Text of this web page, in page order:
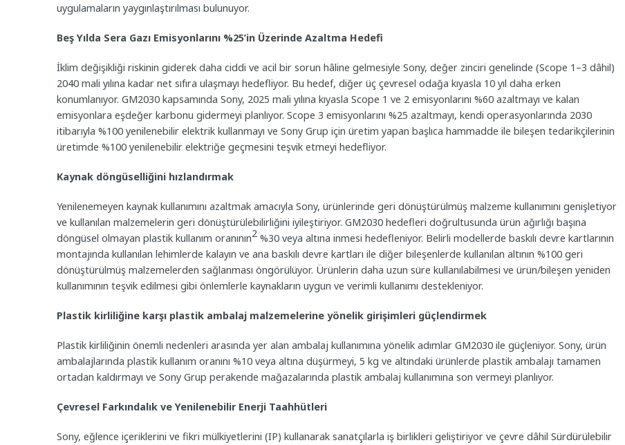
uygulamaların yaygınlaştırılması bulunuyor.
Beş Yılda Sera Gazı Emisyonlarını %25’in Üzerinde Azaltma Hedefi
İklim değişikliği riskinin giderek daha ciddi ve acil bir sorun hâline gelmesiyle Sony, değer zinciri genelinde (Scope 1–3 dâhil)
2040 mali yılına kadar net sıfıra ulaşmayı hedefliyor. Bu hedef, diğer üç çevresel odağa kıyasla 10 yıl daha erken
konumlanıyor. GM2030 kapsamında Sony, 2025 mali yılına kıyasla Scope 1 ve 2 emisyonlarını %60 azaltmayı ve kalan
emisyonlara eşdeğer karbonu gidermeyi planlıyor. Scope 3 emisyonlarını %25 azaltmayı, kendi operasyonlarında 2030
itibarıyla %100 yenilenebilir elektrik kullanmayı ve Sony Grup için üretim yapan başlıca hammadde ile bileşen tedarikçilerinin
üretimde %100 yenilenebilir elektriğe geçmesini teşvik etmeyi hedefliyor.
Kaynak döngüselliğini hızlandırmak
Yenilenemeyen kaynak kullanımını azaltmak amacıyla Sony, ürünlerinde geri dönüştürülmüş malzeme kullanımını genişletiyor
ve kullanılan malzemelerin geri dönüştürülebilirliğini iyileştiriyor. GM2030 hedefleri doğrultusunda ürün ağırlığı başına
döngüsel olmayan plastik kullanım oranının2 %30 veya altına inmesi hedefleniyor. Belirli modellerde baskılı devre kartlarının
montajında kullanılan lehimlerde kalayın ve ana baskılı devre kartları ile diğer bileşenlerde kullanılan altının %100 geri
dönüştürülmüş malzemelerden sağlanması öngörülüyor. Ürünlerin daha uzun süre kullanılabilmesi ve ürün/bileşen yeniden
kullanımının teşvik edilmesi gibi önlemlerle kaynakların uygun ve verimli kullanımı destekleniyor.
Plastik kirliliğine karşı plastik ambalaj malzemelerine yönelik girişimleri güçlendirmek
Plastik kirliliğinin önemli nedenleri arasında yer alan ambalaj kullanımına yönelik adımlar GM2030 ile güçleniyor. Sony, ürün
ambalajlarında plastik kullanım oranını %10 veya altına düşürmeyi, 5 kg ve altındaki ürünlerde plastik ambalajı tamamen
ortadan kaldırmayı ve Sony Grup perakende mağazalarında plastik ambalaj kullanımına son vermeyi planlıyor.
Çevresel Farkındalık ve Yenilenebilir Enerji Taahhütleri
Sony, eğlence içeriklerini ve fikri mülkiyetlerini (IP) kullanarak sanatçılarla iş birlikleri geliştiriyor ve çevre dâhil Sürdürülebilir